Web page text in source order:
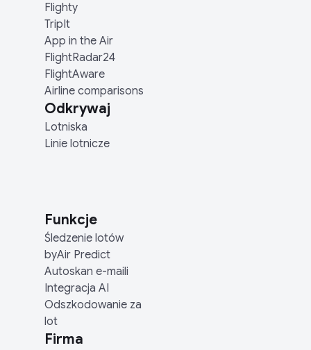
Flighty
TripIt
App in the Air
FlightRadar24
FlightAware
Airline comparisons
Odkrywaj
Lotniska
Linie lotnicze
Funkcje
Śledzenie lotów
byAir Predict
Autoskan e-maili
Integracja AI
Odszkodowanie za
lot
Firma